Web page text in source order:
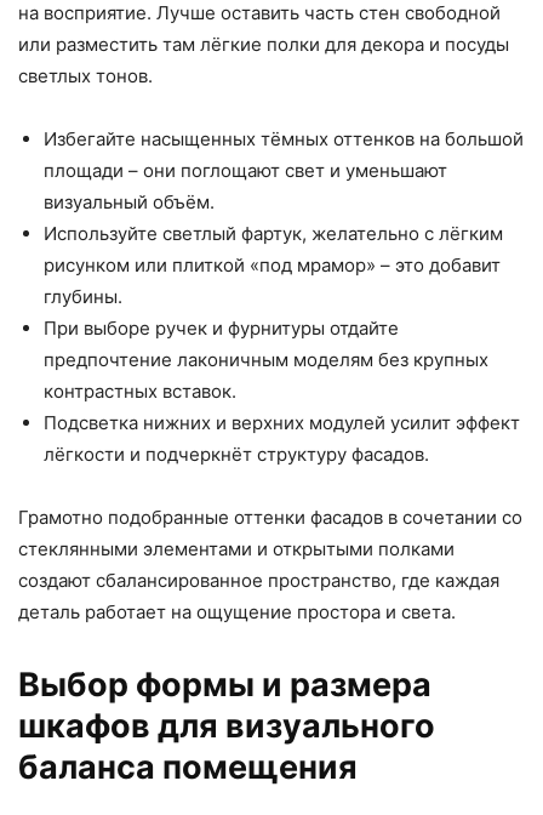
на восприятие. Лучше оставить часть стен свободной
или разместить там лёгкие полки для декора и посуды
светлых тонов.
Избегайте насыщенных тёмных оттенков на большой
площади – они поглощают свет и уменьшают
визуальный объём.
Используйте светлый фартук, желательно с лёгким
рисунком или плиткой «под мрамор» – это добавит
глубины.
При выборе ручек и фурнитуры отдайте
предпочтение лаконичным моделям без крупных
контрастных вставок.
Подсветка нижних и верхних модулей усилит эффект
лёгкости и подчеркнёт структуру фасадов.
Грамотно подобранные оттенки фасадов в сочетании со
стеклянными элементами и открытыми полками
создают сбалансированное пространство, где каждая
деталь работает на ощущение простора и света.
Выбор формы и размера
шкафов для визуального
баланса помещения